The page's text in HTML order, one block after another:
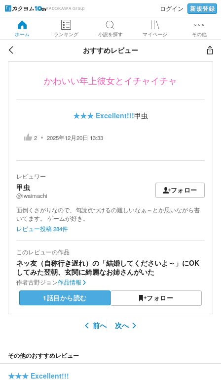
KADOKAWA Group ログイン 新規登録
ホーム ランキング 小説を探す マイページ その他
おすすめレビュー
かわいい年上彼女とイチャイチャ
★★★ Excellent!!!甲虫
2 2025年12月20日 13:33
レビュワー
甲虫
@iwaimachi
フォロー
面倒くさがりなので、句読点つけるの難しいなぁ～とか思いながら書
いてます。 ゲームが好き。
レビュー投稿284件
このレビューの作品
ネッ友（自称行き遅れ）の「結婚してくださいよ～」にOK
してみた翌朝、玄関に綺麗なお姉さんがいた
作者古野ジョン作品情報
1話目から読む フォロー
前へ 次へ
その他のおすすめレビュー
★★★ Excellent!!!